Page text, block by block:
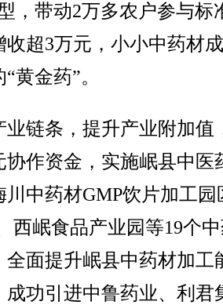
，带动2万多农户参与标
收超3万元，小小中药材
黄金药”。
链条，提升产业附加值
协作资金，实施岷县中医
川中药材GMP饮片加工园
西岷食品产业园等19个
全面提升岷县中药材加工
成功引进中鲁药业、利君